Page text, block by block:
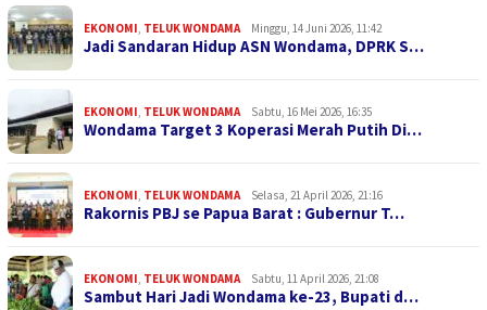
EKONOMI, TELUK WONDAMA Minggu, 14 Juni 2026, 11:42
Jadi Sandaran Hidup ASN Wondama, DPRK S…
EKONOMI, TELUK WONDAMA Sabtu, 16 Mei 2026, 16:35
Wondama Target 3 Koperasi Merah Putih Di…
EKONOMI, TELUK WONDAMA Selasa, 21 April 2026, 21:16
Rakornis PBJ se Papua Barat : Gubernur T…
EKONOMI, TELUK WONDAMA Sabtu, 11 April 2026, 21:08
Sambut Hari Jadi Wondama ke-23, Bupati d…